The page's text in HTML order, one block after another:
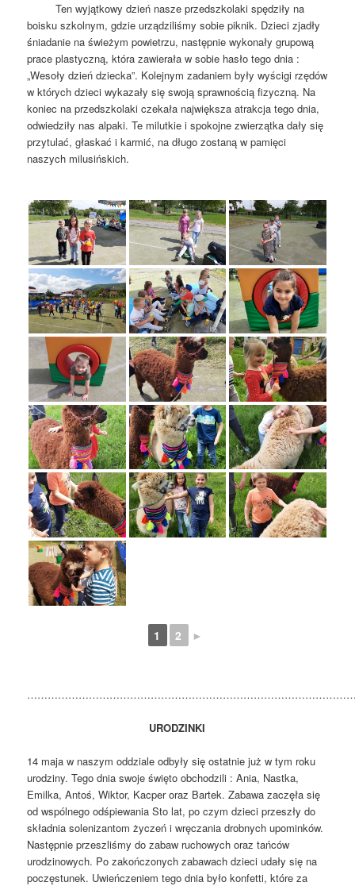
Ten wyjątkowy dzień nasze przedszkolaki spędziły na
boisku szkolnym, gdzie urządziliśmy sobie piknik. Dzieci zjadły
śniadanie na świeżym powietrzu, następnie wykonały grupową
prace plastyczną, która zawierała w sobie hasło tego dnia :
„Wesoły dzień dziecka”. Kolejnym zadaniem były wyścigi rzędów
w których dzieci wykazały się swoją sprawnością fizyczną. Na
koniec na przedszkolaki czekała największa atrakcja tego dnia,
odwiedziły nas alpaki. Te milutkie i spokojne zwierzątka dały się
przytulać, głaskać i karmić, na długo zostaną w pamięci
naszych milusińskich.
1 2 ►
URODZINKI
14 maja w naszym oddziale odbyły się ostatnie już w tym roku
urodziny. Tego dnia swoje święto obchodzili : Ania, Nastka,
Emilka, Antoś, Wiktor, Kacper oraz Bartek. Zabawa zaczęła się
od wspólnego odśpiewania Sto lat, po czym dzieci przeszły do
składnia solenizantom życzeń i wręczania drobnych upominków.
Następnie przeszliśmy do zabaw ruchowych oraz tańców
urodzinowych. Po zakończonych zabawach dzieci udały się na
poczęstunek. Uwieńczeniem tego dnia było konfetti, które za